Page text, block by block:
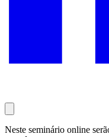
Neste seminário online